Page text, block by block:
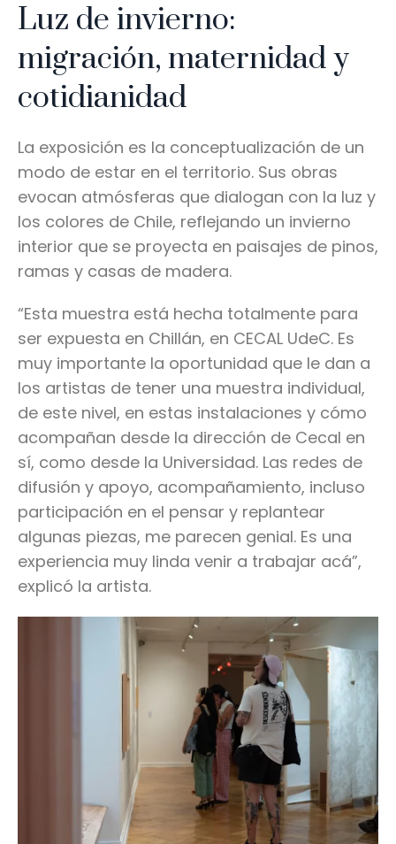
Luz de invierno:
migración, maternidad y
cotidianidad
La exposición es la conceptualización de un
modo de estar en el territorio. Sus obras
evocan atmósferas que dialogan con la luz y
los colores de Chile, reflejando un invierno
interior que se proyecta en paisajes de pinos,
ramas y casas de madera.
“Esta muestra está hecha totalmente para
ser expuesta en Chillán, en CECAL UdeC. Es
muy importante la oportunidad que le dan a
los artistas de tener una muestra individual,
de este nivel, en estas instalaciones y cómo
acompañan desde la dirección de Cecal en
sí, como desde la Universidad. Las redes de
difusión y apoyo, acompañamiento, incluso
participación en el pensar y replantear
algunas piezas, me parecen genial. Es una
experiencia muy linda venir a trabajar acá”,
explicó la artista.